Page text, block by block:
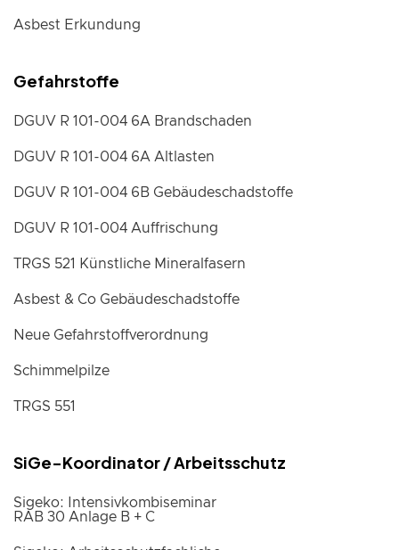
Asbest Erkundung
Gefahrstoffe
DGUV R 101-004 6A Brandschaden
DGUV R 101-004 6A Altlasten
DGUV R 101-004 6B Gebäudeschadstoffe
DGUV R 101-004 Auffrischung
TRGS 521 Künstliche Mineralfasern
Asbest & Co Gebäudeschadstoffe
Neue Gefahrstoffverordnung
Schimmelpilze
TRGS 551
SiGe-Koordinator / Arbeitsschutz
Sigeko: Intensivkombiseminar
RAB 30 Anlage B + C